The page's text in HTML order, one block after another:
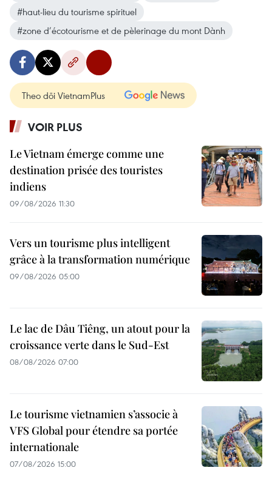
#haut-lieu du tourisme spirituel
#zone d’écotourisme et de pèlerinage du mont Dành
Theo dõi VietnamPlus
VOIR PLUS
Le Vietnam émerge comme une
destination prisée des touristes
indiens
09/08/2026 11:30
Vers un tourisme plus intelligent
grâce à la transformation numérique
09/08/2026 05:00
Le lac de Dâu Tiêng, un atout pour la
croissance verte dans le Sud-Est
08/08/2026 07:00
Le tourisme vietnamien s’associe à
VFS Global pour étendre sa portée
internationale
07/08/2026 15:00